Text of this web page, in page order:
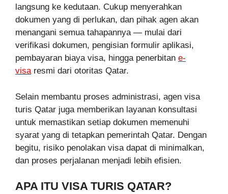
langsung ke kedutaan. Cukup menyerahkan
dokumen yang di perlukan, dan pihak agen akan
menangani semua tahapannya — mulai dari
verifikasi dokumen, pengisian formulir aplikasi,
pembayaran biaya visa, hingga penerbitan e-
visaresmi dari otoritas Qatar.
Selain membantu proses administrasi, agen visa
turis Qatar juga memberikan layanan konsultasi
untuk memastikan setiap dokumen memenuhi
syarat yang di tetapkan pemerintah Qatar. Dengan
begitu, risiko penolakan visa dapat di minimalkan,
dan proses perjalanan menjadi lebih efisien.
APA ITU VISA TURIS QATAR?